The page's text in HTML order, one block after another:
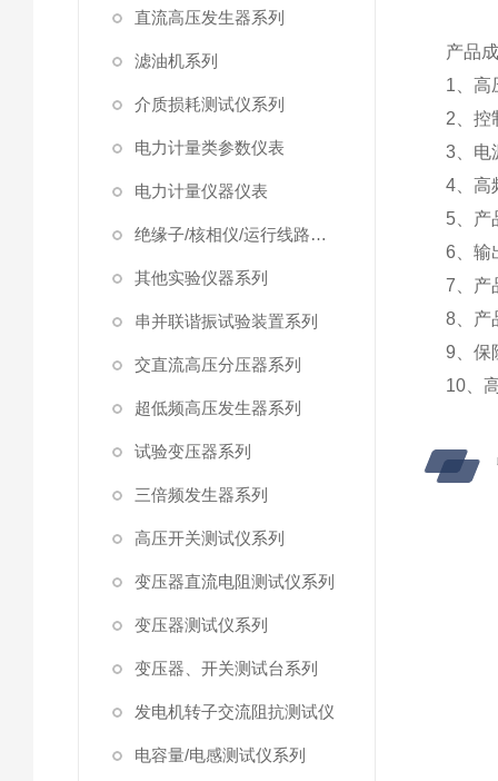
直流高压发生器系列
滤油机系列
介质损耗测试仪系列
电力计量类参数仪表
电力计量仪器仪表
绝缘子/核相仪/运行线路试验仪器
其他实验仪器系列
串并联谐振试验装置系列
交直流高压分压器系列
超低频高压发生器系列
试验变压器系列
三倍频发生器系列
高压开关测试仪系列
变压器直流电阻测试仪系列
变压器测试仪系列
变压器、开关测试台系列
发电机转子交流阻抗测试仪
电容量/电感测试仪系列
产品
1、高
2、控
3、电
4、高
5、产
6、输
7、产
8、产
9、保
10、